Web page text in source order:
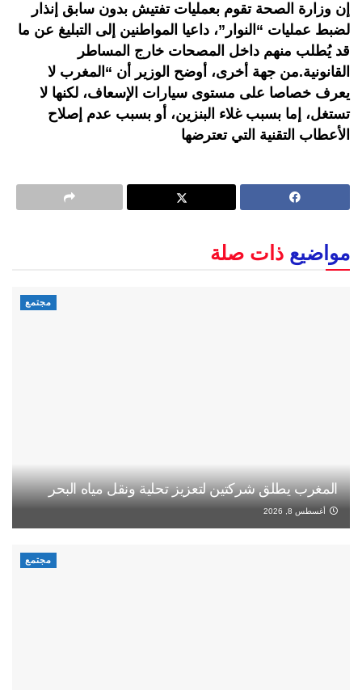
إن وزارة الصحة تقوم بعمليات تفتيش بدون سابق إنذار
لضبط عمليات “النوار”، داعيا المواطنين إلى التبليغ عن ما
قد يُطلب منهم داخل المصحات خارج المساطر
القانونية.من جهة أخرى، أوضح الوزير أن “المغرب لا
يعرف خصاصا على مستوى سيارات الإسعاف، لكنها لا
تستغل، إما بسبب غلاء البنزين، أو بسبب عدم إصلاح
الأعطاب التقنية التي تعترضها
مواضيع ذات صلة
مجتمع
المغرب يطلق شركتين لتعزيز تحلية ونقل مياه البحر
أغسطس 8, 2026
مجتمع